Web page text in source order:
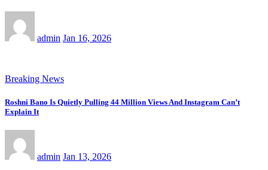
admin Jan 16, 2026
Breaking News
Roshni Bano Is Quietly Pulling 44 Million Views And Instagram Can’t
Explain It
admin Jan 13, 2026